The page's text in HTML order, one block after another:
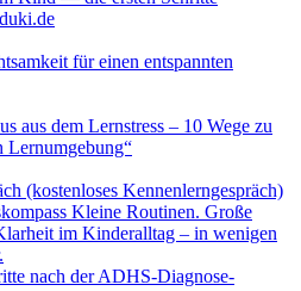
für einen entspannten
aus dem Lernstress – 10 Wege zu
Lernumgebung“
(kostenloses Kennenlerngespräch)
Kleine Routinen. Große
im Kinderalltag – in wenigen
nach der ADHS-Diagnose-